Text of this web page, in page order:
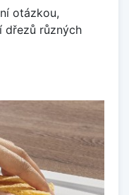
otázkou,
dřezů různých